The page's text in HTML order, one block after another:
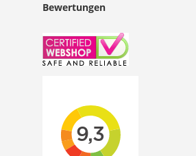
Bewertungen